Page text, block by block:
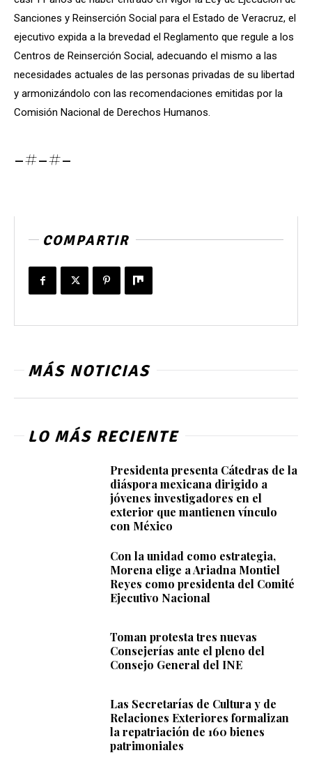
Sanciones y Reinserción Social para el Estado de Veracruz, el
ejecutivo expida a la brevedad el Reglamento que regule a los
Centros de Reinserción Social, adecuando el mismo a las
necesidades actuales de las personas privadas de su libertad
y armonizándolo con las recomendaciones emitidas por la
Comisión Nacional de Derechos Humanos.
-#-#-
COMPARTIR
MÁS NOTICIAS
LO MÁS RECIENTE
Presidenta presenta Cátedras de la
diáspora mexicana dirigido a
jóvenes investigadores en el
exterior que mantienen vínculo
con México
Con la unidad como estrategia,
Morena elige a Ariadna Montiel
Reyes como presidenta del Comité
Ejecutivo Nacional
Toman protesta tres nuevas
Consejerías ante el pleno del
Consejo General del INE
Las Secretarías de Cultura y de
Relaciones Exteriores formalizan
la repatriación de 160 bienes
patrimoniales